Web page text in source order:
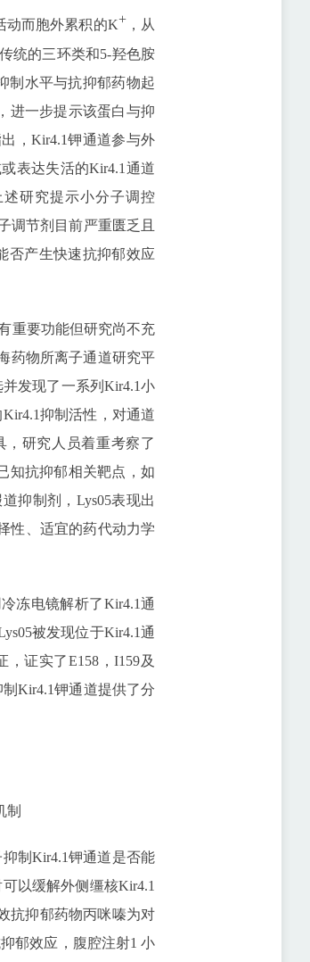
动而胞外累积的K+ ，从
统的三环类和5-羟色胺
制水平与抗抑郁药物起
进一步提示该蛋白与抑
，Kir4.1钾通道参与外
表达失活的Kir4.1通道
研究提示小分子调控
调节剂目前严重匮乏且
否产生快速抗抑郁效应
重要功能但研究尚不充
药物所离子通道研究平
发现了一系列Kir4.1小
抑制活性，对通道
，研究人员着重考察了
知抗抑郁相关靶点，如
抑制剂，Lys05表现出
性、适宜的药代动力学
冻电镜解析了Kir4.1通
被发现位于Kir4.1通
证实了E158，I159及
Kir4.1钾通道提供了分
制
制Kir4.1钾通道是否能
以缓解外侧缰核Kir4.1
抗抑郁药物丙咪嗪为对
郁效应，腹腔注射1 小